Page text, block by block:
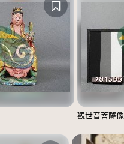
觀世音菩薩像